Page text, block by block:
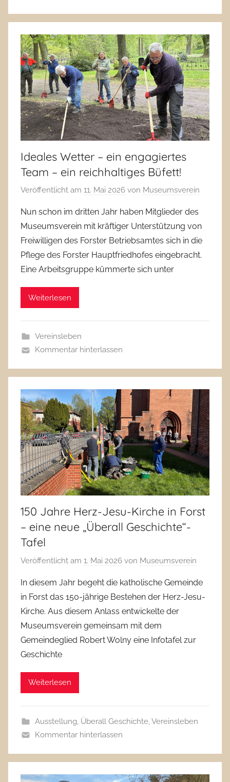
Ideales Wetter – ein engagiertes
Team – ein reichhaltiges Büfett!
Veröffentlicht am 11. Mai 2026 von Museumsverein
Nun schon im dritten Jahr haben Mitglieder des
Museumsverein mit kräftiger Unterstützung von
Freiwilligen des Forster Betriebsamtes sich in die
Pflege des Forster Hauptfriedhofes eingebracht.
Eine Arbeitsgruppe kümmerte sich unter
Weiterlesen
Vereinsleben
Kommentar hinterlassen
150 Jahre Herz-Jesu-Kirche in Forst
– eine neue „Überall Geschichte“-
Tafel
Veröffentlicht am 1. Mai 2026 von Museumsverein
In diesem Jahr begeht die katholische Gemeinde
in Forst das 150-jährige Bestehen der Herz-Jesu-
Kirche. Aus diesem Anlass entwickelte der
Museumsverein gemeinsam mit dem
Gemeindeglied Robert Wolny eine Infotafel zur
Geschichte
Weiterlesen
Ausstellung, Überall Geschichte,Vereinsleben
Kommentar hinterlassen